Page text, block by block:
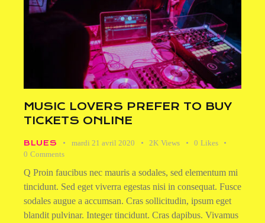
MUSIC LOVERS PREFER TO BUY
TICKETS ONLINE
BLUES mardi 21 avril 2020 2K Views 0 Likes
0 Comments
Q Proin faucibus nec mauris a sodales, sed elementum mi
tincidunt. Sed eget viverra egestas nisi in consequat. Fusce
sodales augue a accumsan. Cras sollicitudin, ipsum eget
blandit pulvinar. Integer tincidunt. Cras dapibus. Vivamus